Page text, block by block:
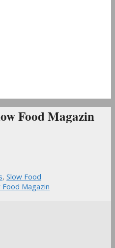
Food Magazin
, Slow Food
Food Magazin